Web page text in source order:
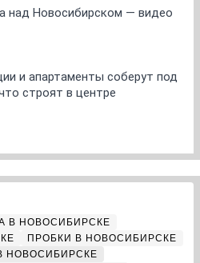
над Новосибирском — видео
и апартаменты соберут под
строят в центре
В НОВОСИБИРСКЕ
ПРОБКИ В НОВОСИБИРСКЕ
НОВОСИБИРСКЕ